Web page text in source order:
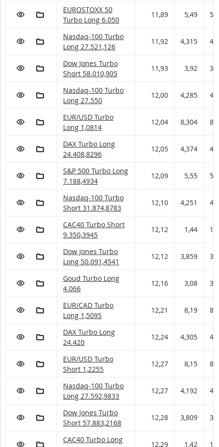
VOEG TOE AAN WATCHLIST
AAN PORTFOLIO TOEVOEGEN
EUROSTOXX 50 Turbo Long Met stop loss-
EUROSTOXX 50
Turbo Long 6.050
11,89 5,49 5,5
VOEG TOE AAN WATCHLIST
AAN PORTFOLIO TOEVOEGEN
Nasdaq-100 Turbo Long Met stop loss-niveau
Nasdaq-100 Turbo
Long 27.521,126
11,92 4,315
VOEG TOE AAN WATCHLIST
AAN PORTFOLIO TOEVOEGEN
Dow Jones Turbo Short Met stop loss-niveau
Dow Jones Turbo
Short 58.010,905
11,93 3,92
VOEG TOE AAN WATCHLIST
AAN PORTFOLIO TOEVOEGEN
Nasdaq-100 Turbo Long Met stop loss-niveau
Nasdaq-100 Turbo
Long 27.550
12,00 4,285
VOEG TOE AAN WATCHLIST
AAN PORTFOLIO TOEVOEGEN
EUR/USD Turbo Long Met stop loss-niveau
EUR/USD Turbo
Long 1,0814
12,04 8,304
VOEG TOE AAN WATCHLIST
AAN PORTFOLIO TOEVOEGEN
DAX Turbo Long Met stop loss-niveau
DAX Turbo Long
24.408,8296
12,05 4,374
VOEG TOE AAN WATCHLIST
AAN PORTFOLIO TOEVOEGEN
S&P 500 Turbo Long Met stop loss-niveau
S&P 500 Turbo Long
7.188,4934
12,09 5,55
VOEG TOE AAN WATCHLIST
AAN PORTFOLIO TOEVOEGEN
Nasdaq-100 Turbo Short Met stop loss-niveau
Nasdaq-100 Turbo
Short 31.874,8783
12,10 4,251
VOEG TOE AAN WATCHLIST
AAN PORTFOLIO TOEVOEGEN
CAC40 Turbo Short Met stop loss-niveau
CAC40 Turbo Short
9.350,3945
12,12 1,44
VOEG TOE AAN WATCHLIST
AAN PORTFOLIO TOEVOEGEN
Dow Jones Turbo Long Met stop loss-niveau
Dow Jones Turbo
Long 50.091,4541
12,12 3,859
VOEG TOE AAN WATCHLIST
AAN PORTFOLIO TOEVOEGEN
Goud Turbo Long Met stop loss-niveau 4.066
Goud Turbo Long
4.066
12,16 3,08 3,1
VOEG TOE AAN WATCHLIST
AAN PORTFOLIO TOEVOEGEN
EUR/CAD Turbo Long Met stop loss-niveau
EUR/CAD Turbo
Long 1,5095
12,21 8,19
VOEG TOE AAN WATCHLIST
AAN PORTFOLIO TOEVOEGEN
DAX Turbo Long Met stop loss-niveau 24.420
DAX Turbo Long
24.420
12,24 4,305
VOEG TOE AAN WATCHLIST
AAN PORTFOLIO TOEVOEGEN
EUR/USD Turbo Short Met stop loss-niveau
EUR/USD Turbo
Short 1,2255
12,27 8,15
VOEG TOE AAN WATCHLIST
AAN PORTFOLIO TOEVOEGEN
Nasdaq-100 Turbo Long Met stop loss-niveau
Nasdaq-100 Turbo
Long 27.592,9833
12,27 4,192
VOEG TOE AAN WATCHLIST
AAN PORTFOLIO TOEVOEGEN
Dow Jones Turbo Short Met stop loss-niveau
Dow Jones Turbo
Short 57.883,2168
12,28 3,809
VOEG TOE AAN WATCHLIST
AAN PORTFOLIO TOEVOEGEN
CAC40 Turbo Long Met stop loss-niveau
CAC40 Turbo Long
12,29 1,42